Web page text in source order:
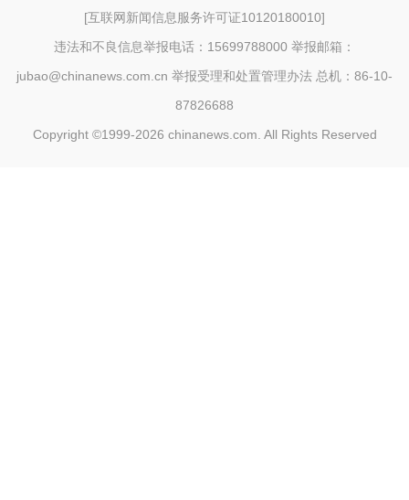
[互联网新闻信息服务许可证10120180010]
违法和不良信息举报电话：15699788000 举报邮箱：
jubao@chinanews.com.cn 举报受理和处置管理办法 总机：86-10-
87826688
Copyright ©1999-2026 chinanews.com. All Rights Reserved